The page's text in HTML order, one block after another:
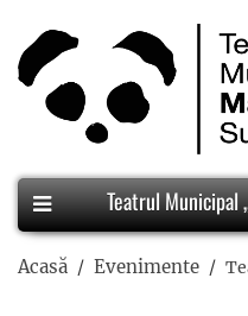
Teatrul Municipal
Acasă Evenimente